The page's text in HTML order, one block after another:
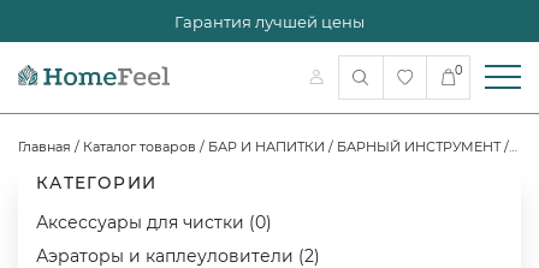
Гарантия лучшей цены
0
Главная / Каталог товаров / БАР И НАПИТКИ / БАРНЫЙ ИНСТРУМЕНТ/
КАТЕГОРИИ
Аксессуары для чистки (0)
Аэраторы и каплеуловители (2)